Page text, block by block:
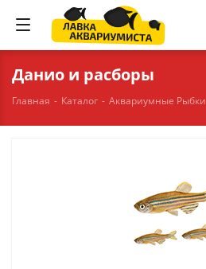
Данио и расборы
Главная - Каталог - Аквариумные Рыбки